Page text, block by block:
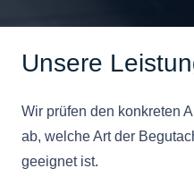
Unsere
Wir prüfen den konkreten
ab, welche Art der
geeignet ist.